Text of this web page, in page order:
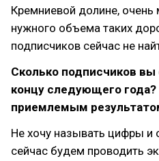
Кремниевой долине, очень
нужного объема таких
подписчиков сейчас не
Сколько подписчиков
концу следующего
приемлемым
Не хочу называть цифры
сейчас будем проводить